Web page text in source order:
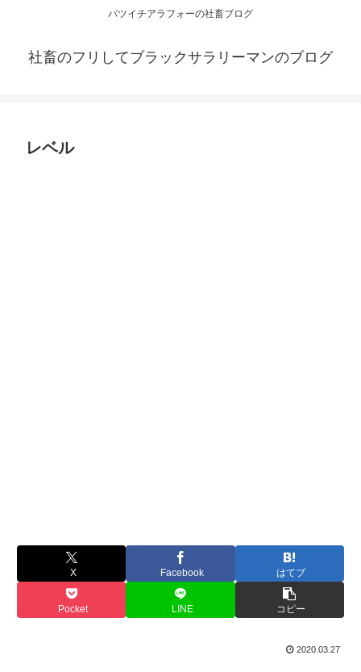
バツイチアラフォーの社畜ブログ
社畜のフリしてブラックサラリーマンのブログ
レベル
X Facebook はてブ
Pocket LINE コピー
2020.03.27